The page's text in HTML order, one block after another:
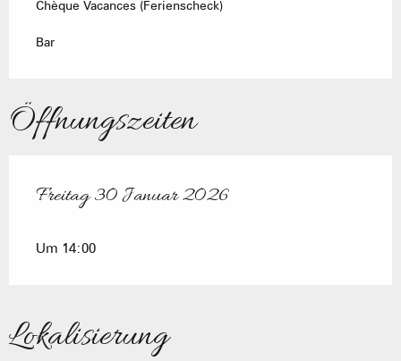
Chèque Vacances (Ferienscheck)
Bar
Öffnungszeiten
Freitag 30 Januar 2026
Freitag 30 Januar 2026
Um 14:00
Lokalisierung